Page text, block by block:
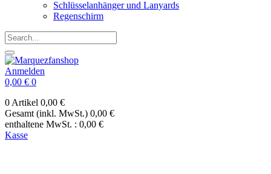
Schlüsselanhänger und Lanyards
Regenschirm
Anmelden
0,00 € 0
0 Artikel 0,00 €
Gesamt (inkl. MwSt.) 0,00 €
enthaltene MwSt. : 0,00 €
Kasse